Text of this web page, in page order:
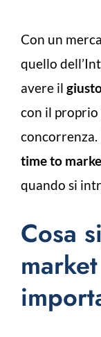
Con un
quello
avere il
con il
time to
quando si
Cosa